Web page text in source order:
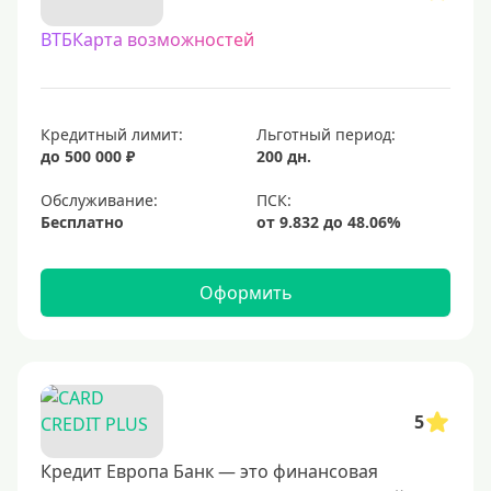
С овердрафтом
С процентом на остаток
Доступные
Сумма (рублей)
25000 руб
30000 руб
40000 руб
ВТБКарта возможностей
Кредитный лимит:
до 500 000 ₽
Льготный период:
200 дн.
Обслуживание:
Бесплатно
Оформить
5
Кредит Европа Банк — это финансовая